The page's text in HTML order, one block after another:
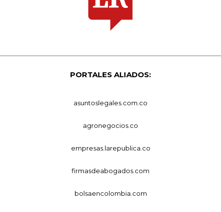
PORTALES ALIADOS:
asuntoslegales.com.co
agronegocios.co
empresas.larepublica.co
firmasdeabogados.com
bolsaencolombia.com